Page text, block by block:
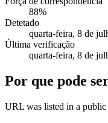
88%
Detetado
quarta-feira, 8 de
Última verificação
quarta-feira, 8 de
Por que pode
URL was listed in a